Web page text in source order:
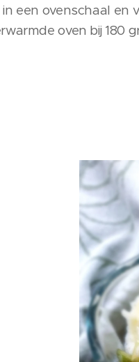
in een ovenschaal en
oven bij 180